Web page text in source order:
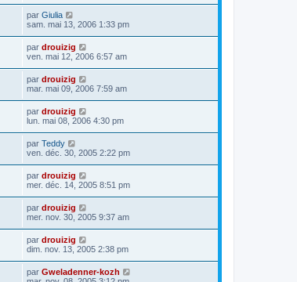
par Giulia
sam. mai 13, 2006 1:33 pm
par drouizig
ven. mai 12, 2006 6:57 am
par drouizig
mar. mai 09, 2006 7:59 am
par drouizig
lun. mai 08, 2006 4:30 pm
par Teddy
ven. déc. 30, 2005 2:22 pm
par drouizig
mer. déc. 14, 2005 8:51 pm
par drouizig
mer. nov. 30, 2005 9:37 am
par drouizig
dim. nov. 13, 2005 2:38 pm
par Gweladenner-kozh